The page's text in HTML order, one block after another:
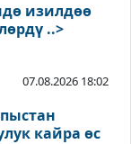
изилдөө
..>
07.08.2026 18:02
кайра өс